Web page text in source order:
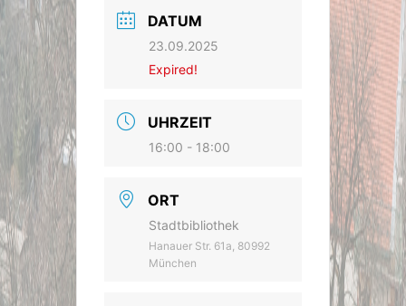
DATUM
23.09.2025
Expired!
UHRZEIT
16:00 - 18:00
ORT
Stadtbibliothek
Hanauer Str. 61a, 80992
München